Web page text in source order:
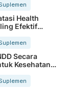
Health
Efektif
Secara
Kesehatan